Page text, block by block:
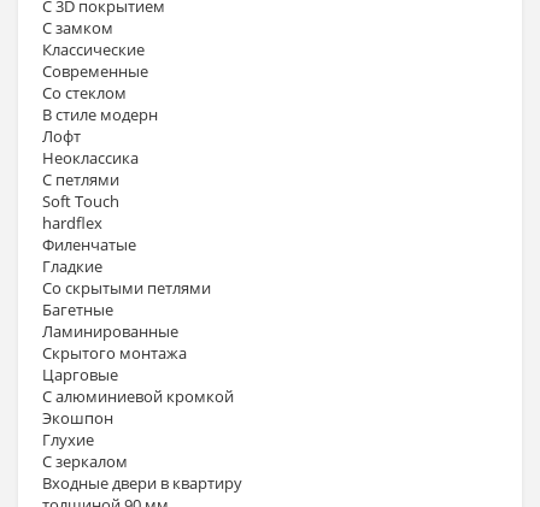
С 3D покрытием
С замком
Классические
Современные
Со стеклом
В стиле модерн
Лофт
Неоклассика
С петлями
Soft Touch
hardflex
Филенчатые
Гладкие
Со скрытыми петлями
Багетные
Ламинированные
Скрытого монтажа
Царговые
С алюминиевой кромкой
Экошпон
Глухие
С зеркалом
Входные двери в квартиру